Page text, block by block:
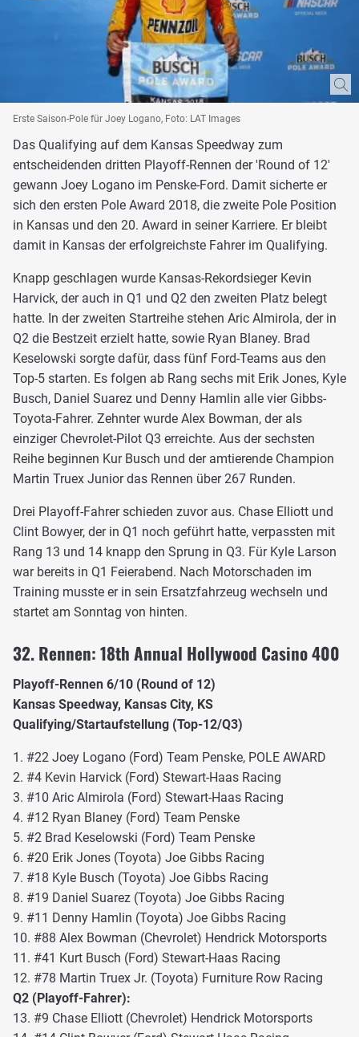
Erste Saison-Pole für Joey Logano, Foto: LAT Images
Das Qualifying auf dem Kansas Speedway zum
entscheidenden dritten Playoff-Rennen der 'Round of 12'
gewann Joey Logano im Penske-Ford. Damit sicherte er
sich den ersten Pole Award 2018, die zweite Pole Position
in Kansas und den 20. Award in seiner Karriere. Er bleibt
damit in Kansas der erfolgreichste Fahrer im Qualifying.
Knapp geschlagen wurde Kansas-Rekordsieger Kevin
Harvick, der auch in Q1 und Q2 den zweiten Platz belegt
hatte. In der zweiten Startreihe stehen Aric Almirola, der in
Q2 die Bestzeit erzielt hatte, sowie Ryan Blaney. Brad
Keselowski sorgte dafür, dass fünf Ford-Teams aus den
Top-5 starten. Es folgen ab Rang sechs mit Erik Jones, Kyle
Busch, Daniel Suarez und Denny Hamlin alle vier Gibbs-
Toyota-Fahrer. Zehnter wurde Alex Bowman, der als
einziger Chevrolet-Pilot Q3 erreichte. Aus der sechsten
Reihe beginnen Kur Busch und der amtierende Champion
Martin Truex Junior das Rennen über 267 Runden.
Drei Playoff-Fahrer schieden zuvor aus. Chase Elliott und
Clint Bowyer, der in Q1 noch geführt hatte, verpassten mit
Rang 13 und 14 knapp den Sprung in Q3. Für Kyle Larson
war bereits in Q1 Feierabend. Nach Motorschaden im
Training musste er in sein Ersatzfahrzeug wechseln und
startet am Sonntag von hinten.
32. Rennen: 18th Annual Hollywood Casino 400
Playoff-Rennen 6/10 (Round of 12)
Kansas Speedway, Kansas City, KS
Qualifying/Startaufstellung (Top-12/Q3)
1. #22 Joey Logano (Ford) Team Penske, POLE AWARD
2. #4 Kevin Harvick (Ford) Stewart-Haas Racing
3. #10 Aric Almirola (Ford) Stewart-Haas Racing
4. #12 Ryan Blaney (Ford) Team Penske
5. #2 Brad Keselowski (Ford) Team Penske
6. #20 Erik Jones (Toyota) Joe Gibbs Racing
7. #18 Kyle Busch (Toyota) Joe Gibbs Racing
8. #19 Daniel Suarez (Toyota) Joe Gibbs Racing
9. #11 Denny Hamlin (Toyota) Joe Gibbs Racing
10. #88 Alex Bowman (Chevrolet) Hendrick Motorsports
11. #41 Kurt Busch (Ford) Stewart-Haas Racing
12. #78 Martin Truex Jr. (Toyota) Furniture Row Racing
Q2 (Playoff-Fahrer):
13. #9 Chase Elliott (Chevrolet) Hendrick Motorsports